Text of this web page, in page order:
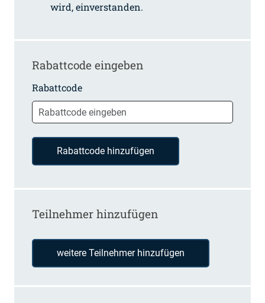
wird, einverstanden.
Rabattcode eingeben
Rabattcode
Rabattcode hinzufügen
Teilnehmer hinzufügen
weitere Teilnehmer hinzufügen